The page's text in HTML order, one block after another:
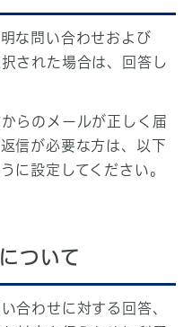
な問い合わせおよび
された場合は、回答し
らのメールが正しく届
信が必要な方は、以下
に設定してください。
ついて
合わせに対する回答、